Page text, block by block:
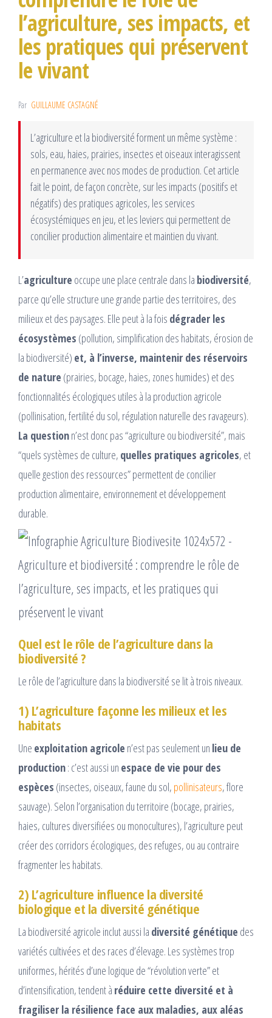
l’agriculture, ses impacts, et
les pratiques qui préservent
le vivant
Par GUILLAUME CASTAGNÉ
L’agriculture et la biodiversité forment un même système :
sols, eau, haies, prairies, insectes et oiseaux interagissent
en permanence avec nos modes de production. Cet article
fait le point, de façon concrète, sur les impacts (positifs et
négatifs) des pratiques agricoles, les services
écosystémiques en jeu, et les leviers qui permettent de
concilier production alimentaire et maintien du vivant.
L’agriculture occupe une place centrale dans la biodiversité,
parce qu’elle structure une grande partie des territoires, des
milieux et des paysages. Elle peut à la fois dégrader les
écosystèmes (pollution, simplification des habitats, érosion de
la biodiversité) et, à l’inverse, maintenir des réservoirs
de nature (prairies, bocage, haies, zones humides) et des
fonctionnalités écologiques utiles à la production agricole
(pollinisation, fertilité du sol, régulation naturelle des ravageurs).
La questionn’est donc pas “agriculture ou biodiversité”, mais
“quels systèmes de culture, quelles pratiques agricoles, et
quelle gestion des ressources” permettent de concilier
production alimentaire, environnement et développement
durable.
Quel est le rôle de l’agriculture dans la
biodiversité ?
Le rôle de l’agriculture dans la biodiversité se lit à trois niveaux.
1) L’agriculture façonne les milieux et les
habitats
Une exploitation agricole n’est pas seulement un lieu de
production: c’est aussi un espace de vie pour des
espèces (insectes, oiseaux, faune du sol, pollinisateurs, flore
sauvage). Selon l’organisation du territoire (bocage, prairies,
haies, cultures diversifiées ou monocultures), l’agriculture peut
créer des corridors écologiques, des refuges, ou au contraire
fragmenter les habitats.
2) L’agriculture influence la diversité
biologique et la diversité génétique
La biodiversité agricole inclut aussi la diversité génétique des
variétés cultivées et des races d’élevage. Les systèmes trop
uniformes, hérités d’une logique de “révolution verte” et
d’intensification, tendent à réduire cette diversité et à
fragiliser la résilience face aux maladies, aux aléas